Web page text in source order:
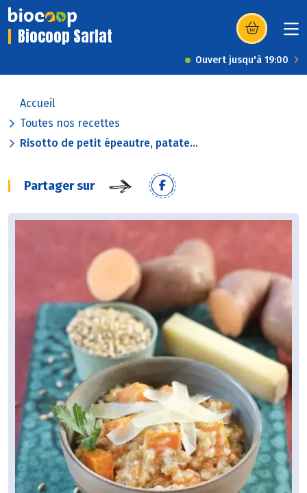
Biocoop Sarlat (s’ouvre dans
Ouvert jusqu'à 19:00
Accueil
Toutes nos recettes
Risotto de petit épeautre, patate...
Partager sur